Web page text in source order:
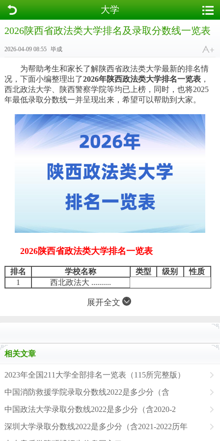
大学
2026陕西省政法类大学排名及录取分数线一览表
2026-04-09 08:55 毕成
为帮助考生和家长了解陕西省政法类大学最新的排名情
况，下面小编整理出了2026年陕西政法类大学排名一览表，
西北政法大学、陕西警察学院等均已上榜，同时，也将2025
年最低录取分数线一并呈现出来，希望可以帮助到大家。
2026陕西省政法类大学排名一览表
排名 学校名称 类型 级别
性质
1
西北政法大 ..........
展开全文
相关文章
2023年全国211大学全部排名一览表（115所完整版）
中国消防救援学院录取分数线2022是多少分（含
中国政法大学录取分数线2022是多少分（含2020-2
深圳大学录取分数线2022是多少分（含2021-2022历年